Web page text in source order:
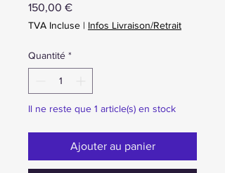
150,00 €Prix
TVA Incluse | Infos Livraison/Retrait
Quantité *
Il ne reste que 1 article(s) en stock
Ajouter au panier